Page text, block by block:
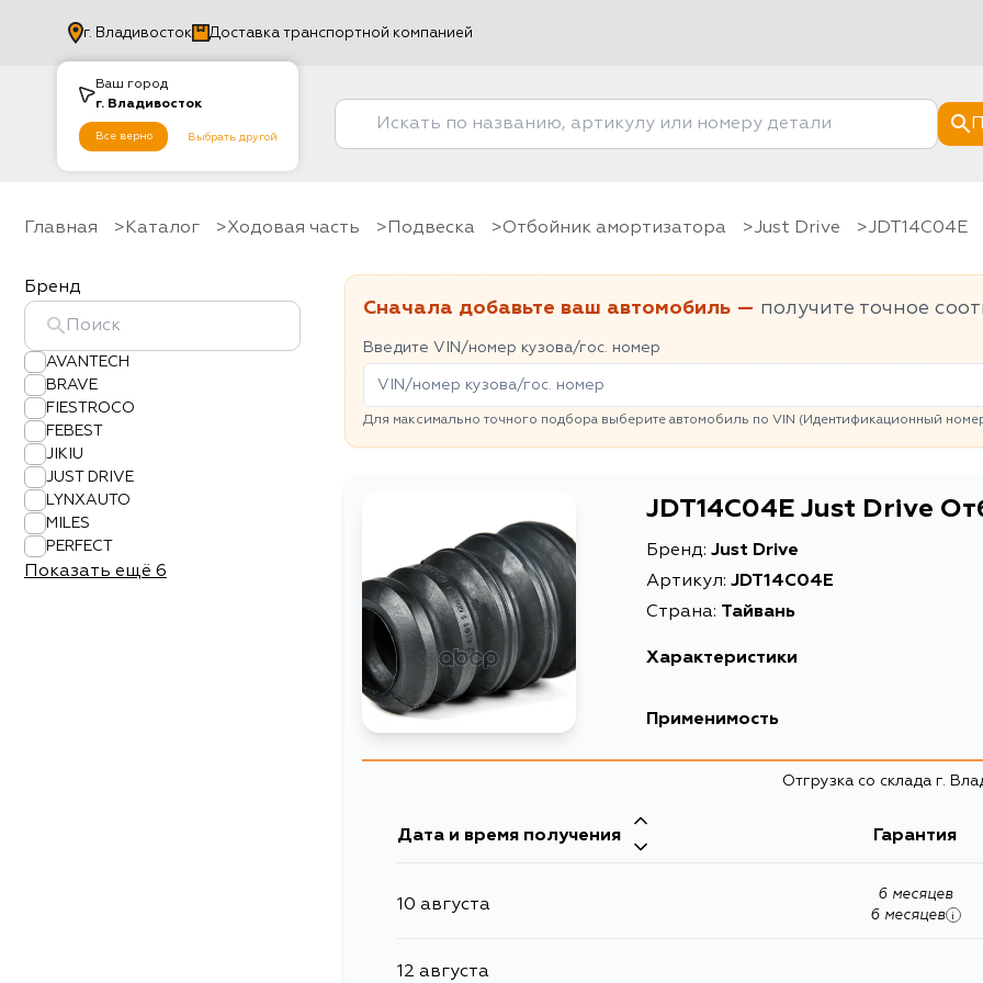
Ваш город
г. Владивосток
Все верно Выбрать другой
г. Владивосток Доставка транспортной компанией
Главная Каталог Ходовая часть Подвеска Отбойник амортизатора Just Drive JDT14C04E
Бренд
AVANTECH
BRAVE
FIESTROCO
FEBEST
JIKIU
JUST DRIVE
LYNXAUTO
MILES
PERFECT
Показать ещё 6
Сначала добавьте ваш автомобиль — получите точное
Введите VIN/номер кузова/гос. номер
Для максимально точного подбора выберите автомобиль по VIN (Идентификационный
JDT14C04E Just Drive
Бренд: Just Drive
Артикул:JDT14C04E
Страна: Тайвань
Характеристики
Масса, кг
Применимость
AT220, AZT220, CDT220, CT220, ST220, AT220L,
CT190L, CT190R, AT190L, AT190R, AT191L, AT191R,
Отгрузка со склада г.
Дата и время получения Гарантия
10 августа
6 месяцев
6 месяцев
i
12 августа